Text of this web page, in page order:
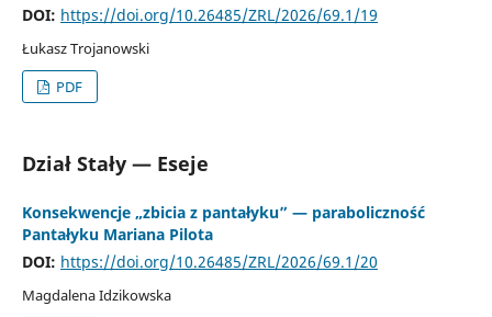
DOI: https://doi.org/10.26485/ZRL/2026/69.1/19
Łukasz Trojanowski
PDF
Dział Stały — Eseje
Konsekwencje „zbicia z pantałyku” — paraboliczność
Pantałyku Mariana Pilota
DOI: https://doi.org/10.26485/ZRL/2026/69.1/20
Magdalena Idzikowska